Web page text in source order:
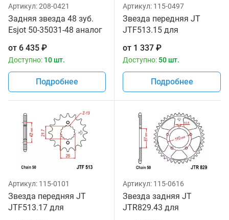
Артикул:208-0421
Задняя звезда 48 зуб.
Esjot 50-35031-48 аналог
от 6 435 ₽
Доступно: 10 шт.
Подробнее
Артикул: 115-0497
Звезда передняя JT
JTF513.15 для
от 1 337 ₽
Доступно: 50 шт.
Подробнее
Артикул: 115-0101
Звезда передняя JT
JTF513.17 для
Артикул: 115-0616
Звезда задняя JT
JTR829.43 для